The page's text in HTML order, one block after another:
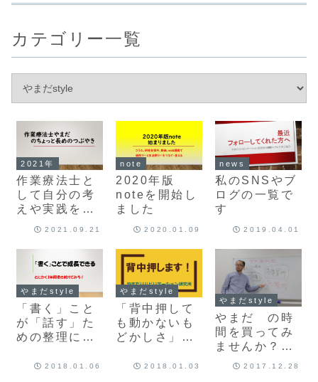
カテゴリー一覧
2021年
作業療法士と
して自分の考
えや実践を伝
2021.09.21
note
2020年版
noteを開始し
ました
2020.01.09
news
私のSNSやブ
ログの一覧で
す
2019.04.01
やまだstyle
「書く」こと
が「話す」た
めの整理にな
2018.01.06
やまだstyle
「背中押して
も動かないも
どかしさ」と
「それでも押
2018.01.03
やまだstyle
やまだ の時
間を買ってみ
ませんか？
お仕事しまっ
2017.12.28